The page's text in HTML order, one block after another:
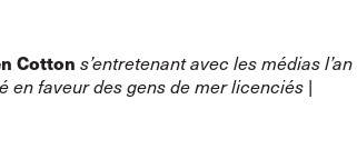
Cotton s’entretenant avec les médias l’an
en faveur des gens de mer licenciés |